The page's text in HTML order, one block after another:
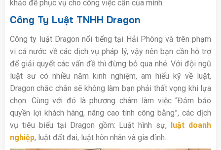
khảo để phục vụ cho công việc cần của mình.
Công Ty Luật TNHH Dragon
Công ty luật Dragon nổi tiếng tại Hải Phòng và trên phạm
vi cả nước về các dịch vụ pháp lý, vậy nên bạn cần hỗ trợ
để giải quyết các vấn đề thì đừng bỏ qua nhé. Với đội ngũ
luật sư có nhiều năm kinh nghiệm, am hiểu kỹ về luật,
Dragon chắc chắn sẽ không làm bạn phải thất vọng khi lựa
chọn. Cùng với đó là phương châm làm việc “Đảm bảo
quyền lợi khách hàng, nâng cao tính công bằng”, các dịch
vụ tiêu biểu tại Dragon gồm: Luật hình sự, luật doanh
nghiệp, luật đất đai, luật hôn nhân và gia đình.